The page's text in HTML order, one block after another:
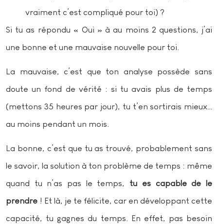
vraiment c’est compliqué pour toi) ?
Si tu as répondu « Oui » à au moins 2 questions, j’ai
une bonne et une mauvaise nouvelle pour toi.
La mauvaise, c’est que ton analyse possède sans
doute un fond de vérité : si tu avais plus de temps
(mettons 35 heures par jour), tu t’en sortirais mieux…
au moins pendant un mois.
La bonne, c’est que tu as trouvé, probablement sans
le savoir, la solution à ton problème de temps : même
quand tu n’as pas le temps,
tu es capable de le
prendre ! Et là, je te félicite, car en développant cette
capacité, tu gagnes du temps. En effet, pas besoin